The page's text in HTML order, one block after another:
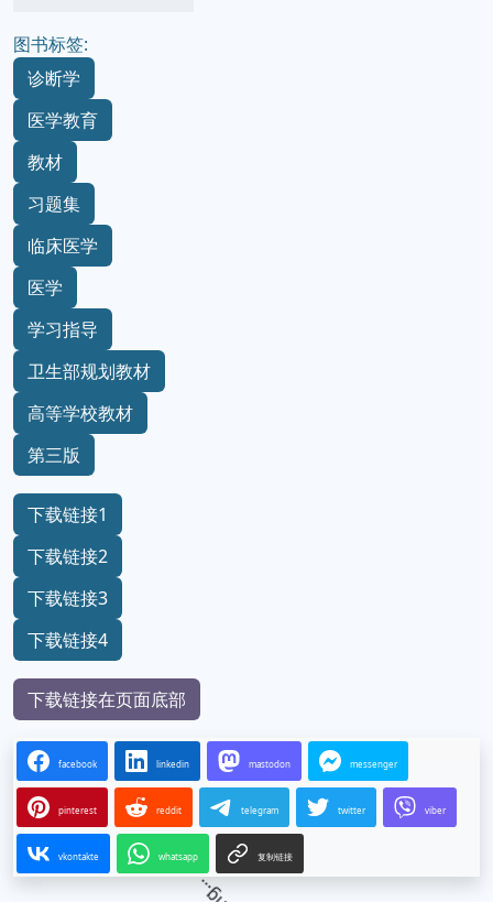
图书标签:
诊断学
医学教育
教材
习题集
临床医学
医学
学习指导
卫生部规划教材
高等学校教材
第三版
下载链接1
下载链接2
下载链接3
下载链接4
下载链接在页面底部
facebook linkedin mastodon messenger
pinterest reddit telegram twitter viber
vkontakte whatsapp 复制链接